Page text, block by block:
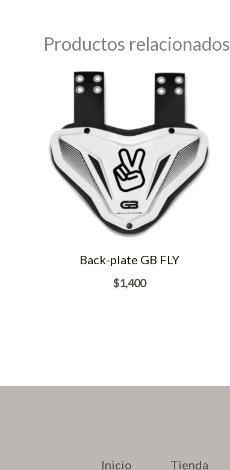
Productos relacionados
Back-plate GB FLY
$1,400
Inicio Tienda